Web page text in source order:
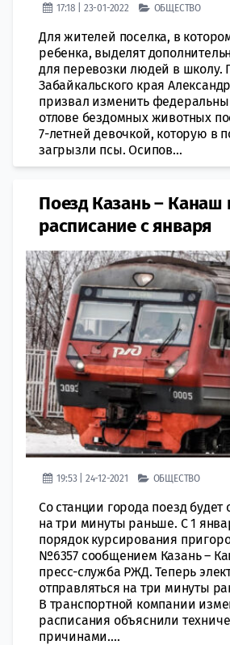
17:18 | 23-01-2022 ОБЩЕСТВО
Для жителей поселка, в
ребенка, выделят
для перевозки людей в школу.
Забайкальского края
призвал изменить
отлове бездомных животных
7-летней девочкой, которую в
загрызли псы. Осипов...
Поезд Казань – Канаш
расписание с января
19:53 | 24-12-2021 ОБЩЕСТВО
Со станции города поезд будет
на три минуты раньше. С 1
порядок курсирования
№6357 сообщением Казань –
пресс-служба РЖД. Теперь
отправляться на три минуты
В транспортной компании
расписания объяснили
причинами....